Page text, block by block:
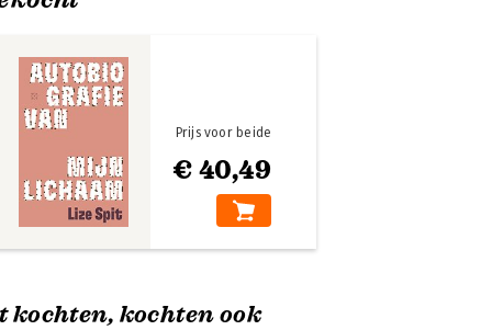
€ 40,49
Prijs voor beide
kochten, kochten ook